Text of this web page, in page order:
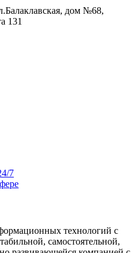
дом №68,
131
7
технологий с
самостоятельной,